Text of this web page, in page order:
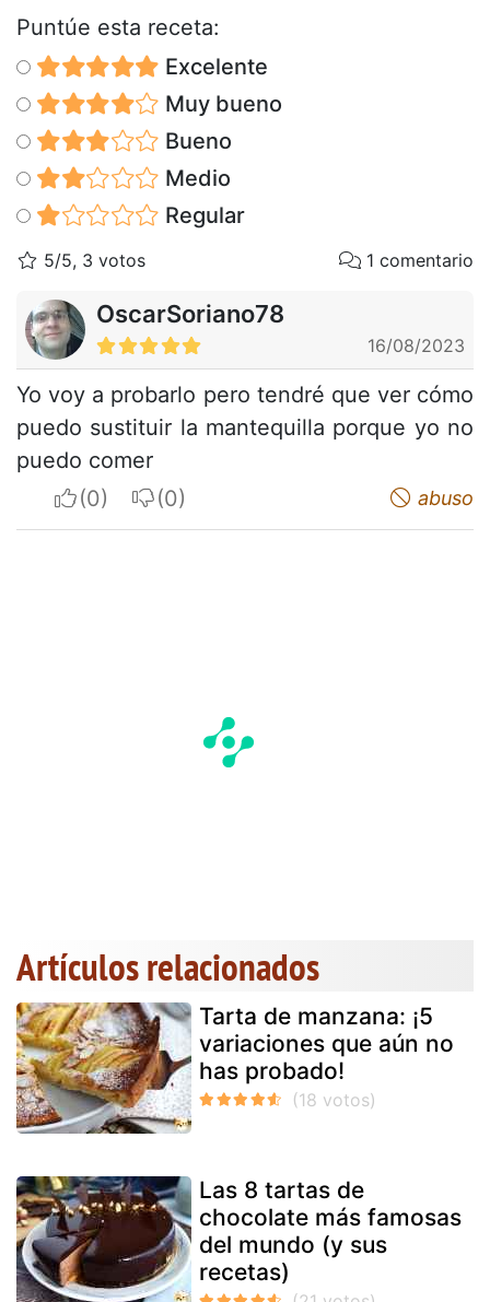
Puntúe esta receta:
Excelente
Muy bueno
Bueno
Medio
Regular
5/5, 3 votos 1 comentario
OscarSoriano78
16/08/2023
Yo voy a probarlo pero tendré que ver cómo
puedo sustituir la mantequilla porque yo no
puedo comer
I apreciateI do not appreciate abuso
Artículos relacionados
Tarta de manzana: ¡5
variaciones que aún no
has probado!
Las 8 tartas de
chocolate más famosas
del mundo (y sus
recetas)